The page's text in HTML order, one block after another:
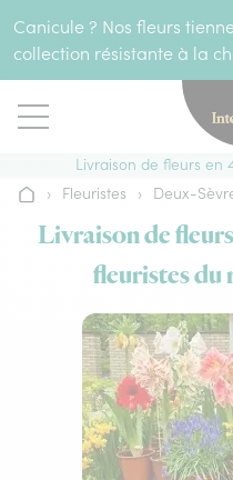
Canicule ? Nos fleurs
collection résistante à la
Livraison de fleurs en
Accueil
› Fleuristes › Deux-
Livraison de
fleuristes du